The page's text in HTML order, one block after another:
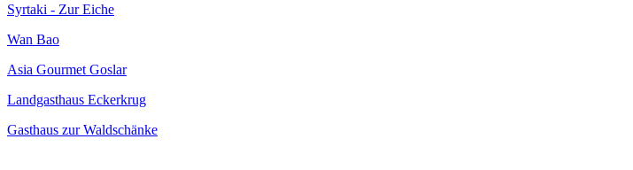
Syrtaki - Zur Eiche
Wan Bao
Asia Gourmet Goslar
Landgasthaus Eckerkrug
Gasthaus zur Waldschänke